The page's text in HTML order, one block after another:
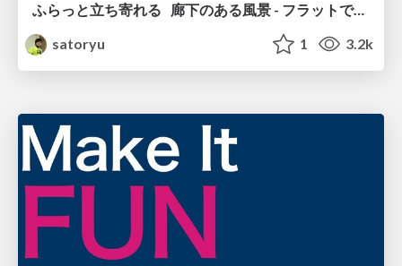
ふらっと立ち寄れる 廊下のある風景 - フラットでオープンネスがもたらす魅力 / The Corridor
satoryu
1 3.2k